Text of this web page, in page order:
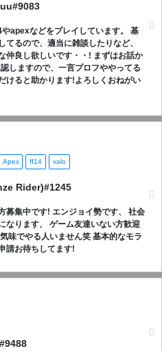
apexなどをプレイしています。 基
てるので、適当に雑談したりなど、
仲良し欲しいです・・! まずはお話か
しますので、一言プロフややってる
けると助かります!よろしくおねがい
Apex ff14 valo
Rider)#1245
募集中です! エンジョイ勢です、 社会
なります、 ゲーム友達いない方歓迎
味でやる人いません笑 基本的なモラ
請お待ちしてます!